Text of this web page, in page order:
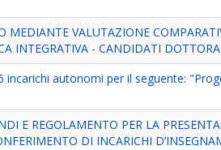
MEDIANTE VALUTAZIONE
INTEGRATIVA - CANDIDATI
incarichi autonomi per il seguente:
E REGOLAMENTO PER LA
DI INCARICHI